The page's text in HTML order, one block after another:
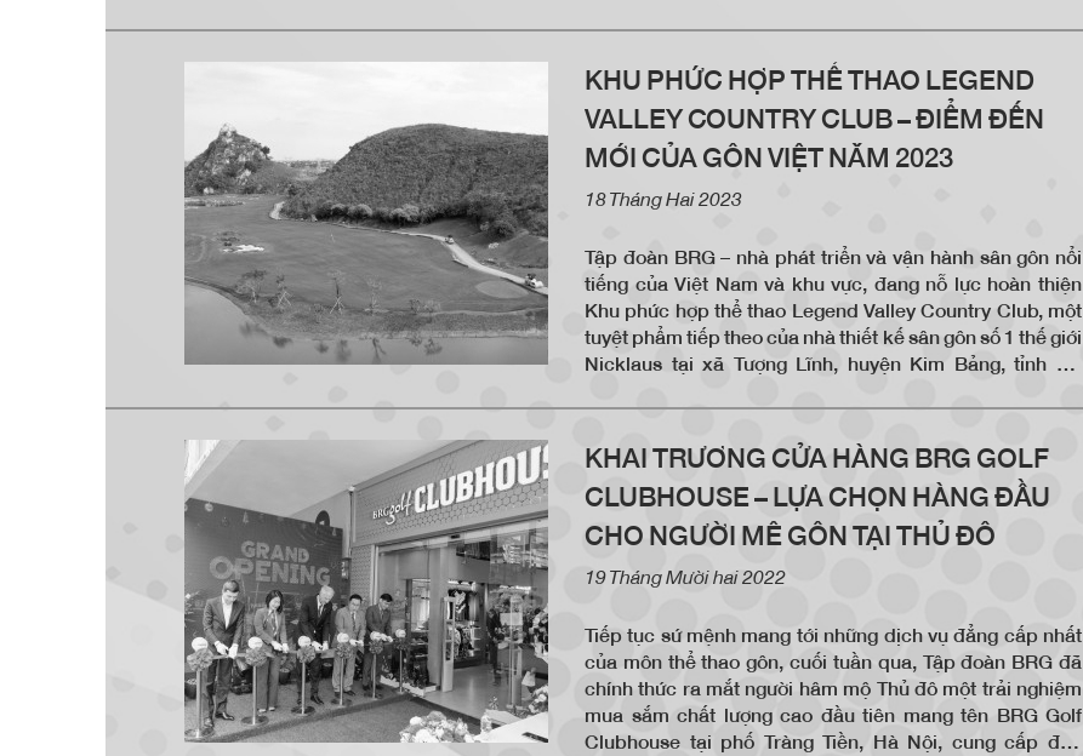
tại “sân gôn Hoa Hồng” này.
KHU PHỨC HỢP THỂ THAO LEGEND
VALLEY COUNTRY CLUB – ĐIỂM ĐẾN
MỚI CỦA GÔN VIỆT NĂM 2023
18 Tháng Hai 2023
Tập đoàn BRG – nhà phát triển và vận hành sân gôn nổi
tiếng của Việt Nam và khu vực, đang nỗ lực hoàn thiện
Khu phức hợp thể thao Legend Valley Country Club, một
tuyệt phẩm tiếp theo của nhà thiết kế sân gôn số 1 thế giới
Nicklaus tại xã Tượng Lĩnh, huyện Kim Bảng, tỉnh Hà
KHAI TRƯƠNG CỬA HÀNG BRG GOLF
CLUBHOUSE – LỰA CHỌN HÀNG ĐẦU
CHO NGƯỜI MÊ GÔN TẠI THỦ ĐÔ
19 Tháng Mười hai 2022
Tiếp tục sứ mệnh mang tới những dịch vụ đẳng cấp nhất
của môn thể thao gôn, cuối tuần qua, Tập đoàn BRG đã
chính thức ra mắt người hâm mộ Thủ đô một trải nghiệm
mua sắm chất lượng cao đầu tiên mang tên BRG Golf
Clubhouse tại phố Tràng Tiền, Hà Nội, cung cấp độc